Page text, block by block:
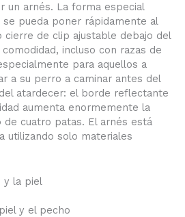
un arnés. La forma especial
se pueda poner rápidamente al
cierre de clip ajustable debajo del
incluso con razas de
para aquellos a
a su perro a caminar antes del
atardecer: el borde reflectante
aumenta enormemente la
de cuatro patas. El arnés está
utilizando solo materiales
y la piel
y el pecho